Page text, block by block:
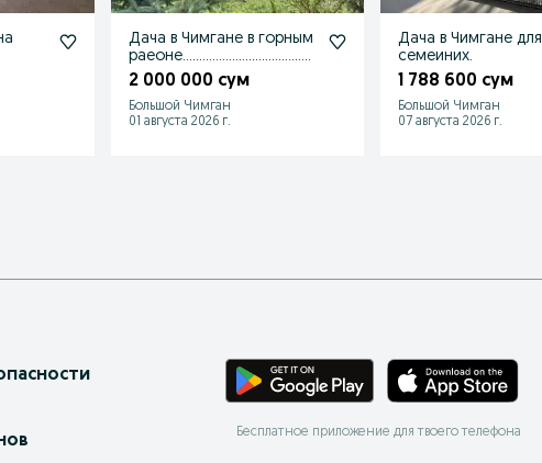
Дача в Чимгане в горным
раеоне…………………………………
…………………………………………………
2 000 000 сум
Большой Чимган
01 августа 2026 г.
Дача в Чимгане для
семеиних.
1 788 600 сум
Большой Чимган
07 августа 2026 г.
Бесплатное приложение для твоего телефона